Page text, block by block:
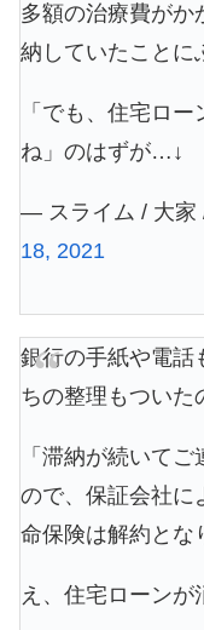
多額の治療費がか
納していたことに
「でも、住宅ロ
ね」のはずが…↓
— スライム / 大家
18, 2021
銀行の手紙や電話
ちの整理もついた
「滞納が続いて
ので、保証会社に
命保険は解約とな
え、住宅ローンが